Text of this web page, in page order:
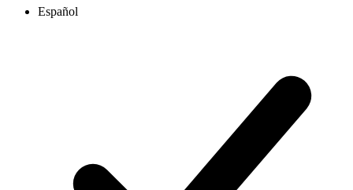
Español